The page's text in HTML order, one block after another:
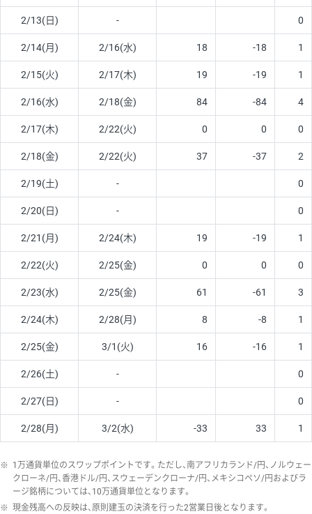
2/13(日) - 0
2/14(月) 2/16(水) 18 -18 1
2/15(火) 2/17(木) 19 -19 1
2/16(水) 2/18(金) 84 -84 4
2/17(木) 2/22(火) 0 0 0
2/18(金) 2/22(火) 37 -37 2
2/19(土) - 0
2/20(日) - 0
2/21(月) 2/24(木) 19 -19 1
2/22(火) 2/25(金) 0 0 0
2/23(水) 2/25(金) 61 -61 3
2/24(木) 2/28(月) 8 -8 1
2/25(金) 3/1(火) 16 -16 1
2/26(土) - 0
2/27(日) - 0
2/28(月) 3/2(水) -33 33 1
※ 1万通貨単位のスワップポイントです。ただし、南アフリカランド/円、ノルウェー
クローネ/円、香港ドル/円、スウェーデンクローナ/円、メキシコペソ/円およびラ
ージ銘柄については、10万通貨単位となります。
※ 現金残高への反映は、原則建玉の決済を行った2営業日後となります。